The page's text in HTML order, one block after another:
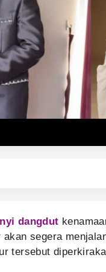
dangdut
segera
tersebut